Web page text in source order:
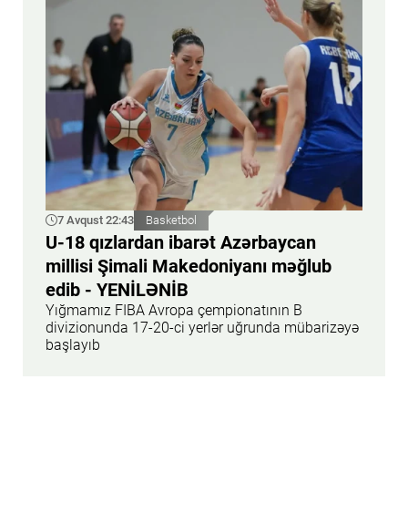
7 Avqust 22:43 Basketbol
U-18 qızlardan ibarət Azərbaycan
millisi Şimali Makedoniyanı məğlub
edib - YENİLƏNİB
Yığmamız FIBA Avropa çempionatının B
divizionunda 17-20-ci yerlər uğrunda mübarizəyə
başlayıb